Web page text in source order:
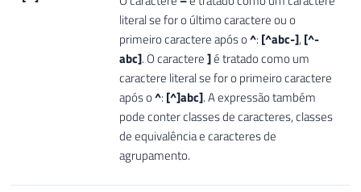
literal se for o último caractere ou o
primeiro caractere após o^: [^abc-], [^-
abc]. O caractere]é tratado como um
caractere literal se for o primeiro caractere
após o^: [^]abc]. A expressão também
pode conter classes de caracteres, classes
de equivalência e caracteres de
agrupamento.